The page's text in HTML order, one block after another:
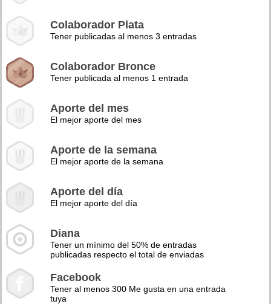
Colaborador Plata
Tener publicadas al menos 3 entradas
Colaborador Bronce
Tener publicada al menos 1 entrada
Aporte del mes
El mejor aporte del mes
Aporte de la semana
El mejor aporte de la semana
Aporte del día
El mejor aporte del día
Diana
Tener un mínimo del 50% de entradas
publicadas respecto el total de enviadas
Facebook
Tener al menos 300 Me gusta en una entrada
tuya